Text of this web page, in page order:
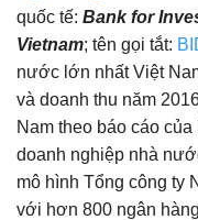
quốc tế: Bank for
Vietnam; tên gọi tắt:
nước lớn nhất Việt
và doanh thu năm
Nam theo báo cáo
doanh nghiệp nhà
mô hình Tổng công ty
với hơn 800 ngân